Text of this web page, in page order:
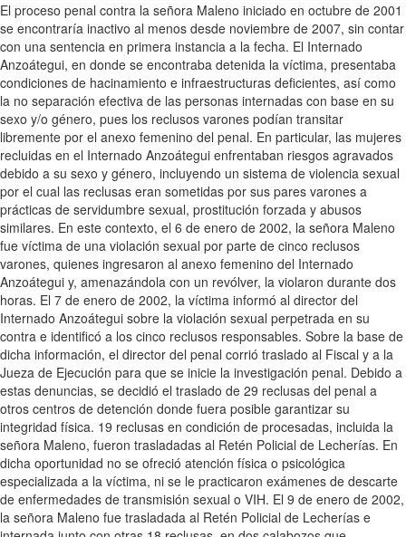
El proceso penal contra la señora Maleno iniciado en octubre de 2001
se encontraría inactivo al menos desde noviembre de 2007, sin contar
con una sentencia en primera instancia a la fecha. El Internado
Anzoátegui, en donde se encontraba detenida la víctima, presentaba
condiciones de hacinamiento e infraestructuras deficientes, así como
la no separación efectiva de las personas internadas con base en su
sexo y/o género, pues los reclusos varones podían transitar
libremente por el anexo femenino del penal. En particular, las mujeres
recluidas en el Internado Anzoátegui enfrentaban riesgos agravados
debido a su sexo y género, incluyendo un sistema de violencia sexual
por el cual las reclusas eran sometidas por sus pares varones a
prácticas de servidumbre sexual, prostitución forzada y abusos
similares. En este contexto, el 6 de enero de 2002, la señora Maleno
fue víctima de una violación sexual por parte de cinco reclusos
varones, quienes ingresaron al anexo femenino del Internado
Anzoátegui y, amenazándola con un revólver, la violaron durante dos
horas. El 7 de enero de 2002, la víctima informó al director del
Internado Anzoátegui sobre la violación sexual perpetrada en su
contra e identificó a los cinco reclusos responsables. Sobre la base de
dicha información, el director del penal corrió traslado al Fiscal y a la
Jueza de Ejecución para que se inicie la investigación penal. Debido a
estas denuncias, se decidió el traslado de 29 reclusas del penal a
otros centros de detención donde fuera posible garantizar su
integridad física. 19 reclusas en condición de procesadas, incluida la
señora Maleno, fueron trasladadas al Retén Policial de Lecherías. En
dicha oportunidad no se ofreció atención física o psicológica
especializada a la víctima, ni se le practicaron exámenes de descarte
de enfermedades de transmisión sexual o VIH. El 9 de enero de 2002,
la señora Maleno fue trasladada al Retén Policial de Lecherías e